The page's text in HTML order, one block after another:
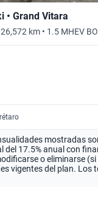
• Grand Vitara
km • 1.5 MHEV
• Automático
mostradas
del 17.5% anual con
o eliminarse
vigentes del plan. Los